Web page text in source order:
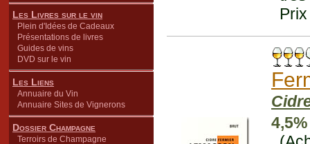
Les Livres sur le vin
Plein d'Idées de Cadeaux
Présentations de livres
Guides de vins
DVD sur le vin
Les Liens
Annuaire du Vin
Annuaire Sites de Vignerons
Dossier Champagne
Terroirs de Champagne